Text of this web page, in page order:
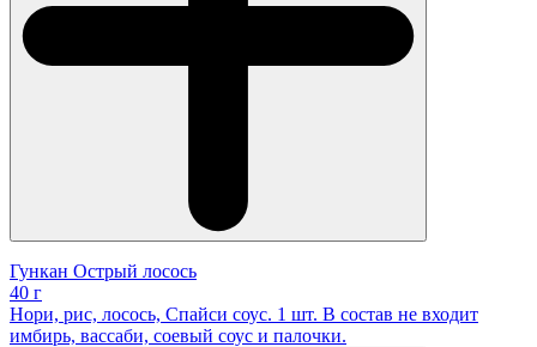
Гункан Острый лосось
40 г
Нори, рис, лосось, Спайси соус. 1 шт. В состав не входит
имбирь, вассаби, соевый соус и палочки.